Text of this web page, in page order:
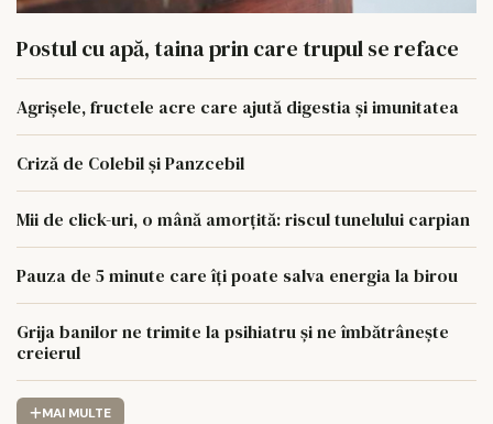
Postul cu apă, taina prin care trupul se reface
Agrișele, fructele acre care ajută digestia și imunitatea
Criză de Colebil și Panzcebil
Mii de click-uri, o mână amorțită: riscul tunelului carpian
Pauza de 5 minute care îți poate salva energia la birou
Grija banilor ne trimite la psihiatru și ne îmbătrânește
creierul
MAI MULTE